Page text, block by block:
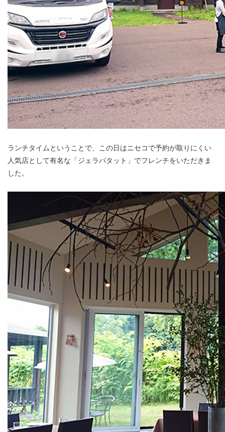
ランチタイムということで、この日はニセコで予約が取りにくい
人気店として有名な「ジェラパタット」でフレンチをいただきま
した。